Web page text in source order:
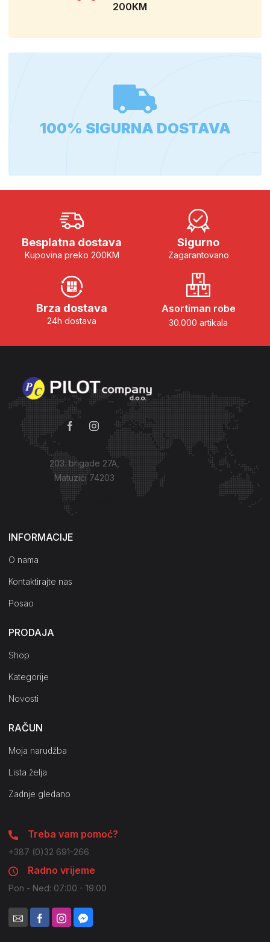
200KM
100% SIGURNA DOSTAVA
Besplatna dostava
Kupovina preko 200KM
Sigurno
Zagarantovano
Brza dostava
24h dostava
Asortiman robe
30.000 artikala
203. brigade 27A,
Matuzići 74203
Kako do nas?
INFORMACIJE
O nama
Kontaktirajte nas
Posao
PRODAJA
Shop
Kategorije
Novosti
RAČUN
Moja narudžba
Lista želja
Zadnje gledano
Treba vam pomoć?
+387 (0)32 691-266
Radno vrijeme
Pon - Ned: 07:00 - 19:00